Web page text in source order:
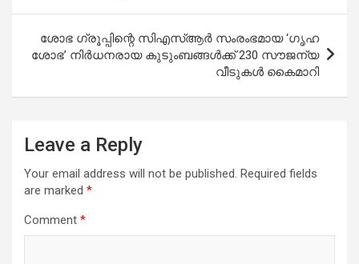
ശോഭ ഗ്രൂപ്പിന്റെ സിഎസ്ആര്‍ സംരംഭമായ ‘ഗൃഹ
ശോഭ’ നിര്‍ധനരായ കുടുംബങ്ങള്‍ക്ക് 230 സൗജന്യ
വീടുകള്‍ കൈമാറി
Leave a Reply
Your email address will not be published. Required fields
are marked *
Comment *